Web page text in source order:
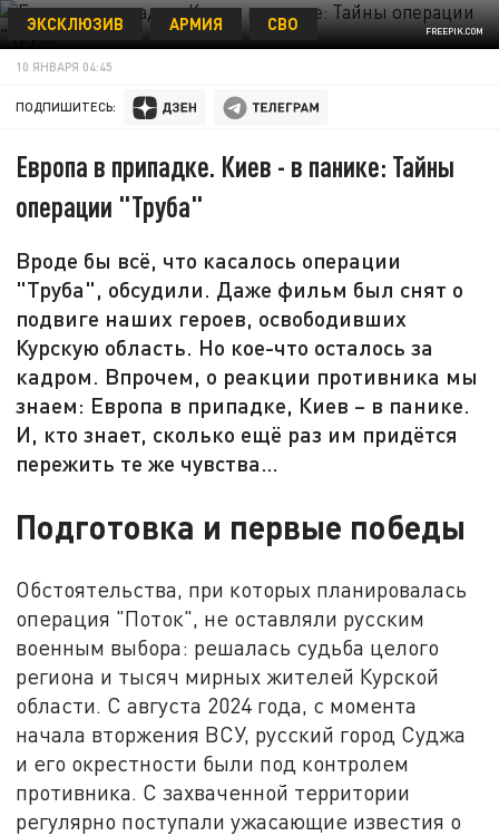
FREEPIK.COM
ЭКСКЛЮЗИВ АРМИЯ СВО
10 ЯНВАРЯ 04:45
ПОДПИШИТЕСЬ:
Европа в припадке. Киев - в панике: Тайны
операции "Труба"
Вроде бы всё, что касалось операции
"Труба", обсудили. Даже фильм был снят о
подвиге наших героев, освободивших
Курскую область. Но кое-что осталось за
кадром. Впрочем, о реакции противника мы
знаем: Европа в припадке, Киев – в панике.
И, кто знает, сколько ещё раз им придётся
пережить те же чувства…
Подготовка и первые победы
Обстоятельства, при которых планировалась
операция "Поток", не оставляли русским
военным выбора: решалась судьба целого
региона и тысяч мирных жителей Курской
области. С августа 2024 года, с момента
начала вторжения ВСУ, русский город Суджа
и его окрестности были под контролем
противника. С захваченной территории
регулярно поступали ужасающие известия о